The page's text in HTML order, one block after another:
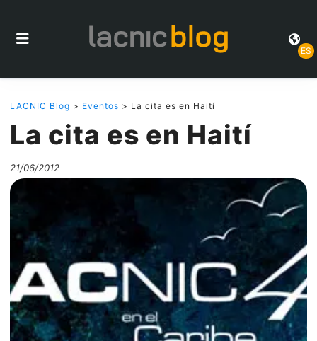
ES
LACNIC Blog > Eventos > La cita es en Haití
La cita es en Haití
21/06/2012